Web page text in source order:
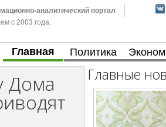
аналитический портал
с 2003 года.
Главная Политика
Дома Главные